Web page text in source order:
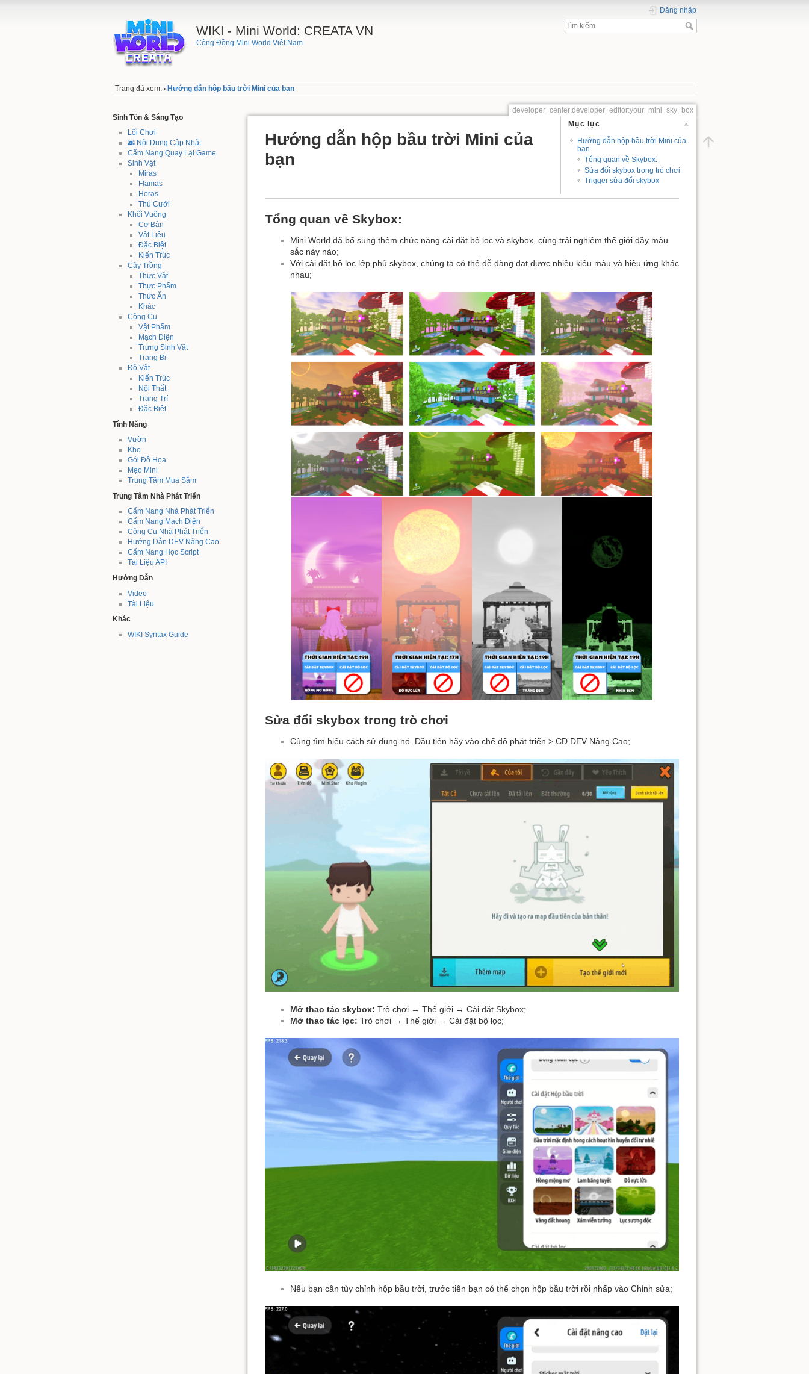
WIKI - Mini World: CREATA VN
Cộng Đồng Mini World Việt Nam
Đăng nhập
Trang đã xem: • Hướng dẫn hộp bầu trời Mini của bạn
Sinh Tồn & Sáng Tạo
Lối Chơi
🌆 Nội Dung Cập Nhật
Cẩm Nang Quay Lại Game
Sinh Vật
Miras
Flamas
Horas
Thú Cưỡi
Khối Vuông
Cơ Bản
Vật Liệu
Đặc Biệt
Kiến Trúc
Cây Trồng
Thực Vật
Thực Phẩm
Thức Ăn
Khác
Công Cụ
Vật Phẩm
Mạch Điện
Trứng Sinh Vật
Trang Bị
Đồ Vật
Kiến Trúc
Nội Thất
Trang Trí
Đặc Biệt
Tính Năng
Vườn
Kho
Gói Đồ Họa
Mẹo Mini
Trung Tâm Mua Sắm
Trung Tâm Nhà Phát Triển
Cẩm Nang Nhà Phát Triển
Cẩm Nang Mạch Điện
Công Cụ Nhà Phát Triển
Hướng Dẫn DEV Nâng Cao
Cẩm Nang Học Script
Tài Liệu API
Hướng Dẫn
Video
Tài Liệu
Khác
WIKI Syntax Guide
developer_center:developer_editor:your_mini_sky_box
Mục lục
Hướng dẫn hộp bầu trời Mini của
bạn
Tổng quan về Skybox:
Sửa đổi skybox trong trò chơi
Trigger sửa đổi skybox
Hướng dẫn hộp bầu trời Mini của
bạn
Tổng quan về Skybox:
Mini World đã bổ sung thêm chức năng cài đặt bộ lọc và skybox, cùng trải nghiệm thế giới đầy màu
sắc này nào;
Với cài đặt bộ lọc lớp phủ skybox, chúng ta có thể dễ dàng đạt được nhiều kiểu màu và hiệu ứng khác
nhau;
Sửa đổi skybox trong trò chơi
Cùng tìm hiểu cách sử dụng nó. Đầu tiên hãy vào chế độ phát triển > CĐ DEV Nâng Cao;
Mở thao tác skybox: Trò chơi → Thế giới → Cài đặt Skybox;
Mở thao tác lọc: Trò chơi → Thế giới → Cài đặt bộ lọc;
Nếu bạn cần tùy chỉnh hộp bầu trời, trước tiên bạn có thể chọn hộp bầu trời rồi nhấp vào Chỉnh sửa;